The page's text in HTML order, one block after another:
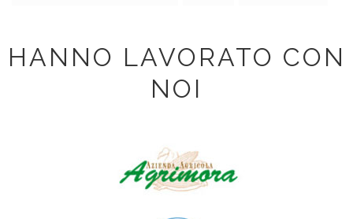
HANNO LAVORATO CON
NOI